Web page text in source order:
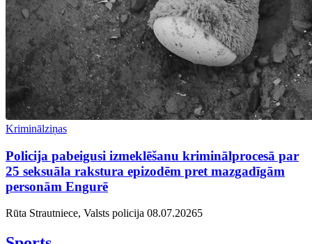
Kriminālziņas
Policija pabeigusi izmeklēšanu kriminālprocesā par
25 seksuāla rakstura epizodēm pret mazgadīgām
personām Engurē
Rūta Strautniece, Valsts policija 08.07.20265